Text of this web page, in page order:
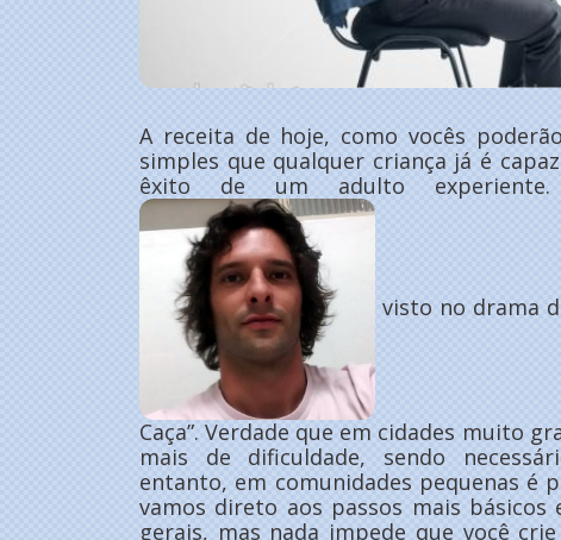
A receita de hoje, como vocês
simples que qualquer criança já é
êxito de um adulto
visto no drama
Caça”. Verdade que em cidades muito
mais de dificuldade, sendo
entanto, em comunidades pequenas é
vamos direto aos passos mais
gerais, mas nada impede que você